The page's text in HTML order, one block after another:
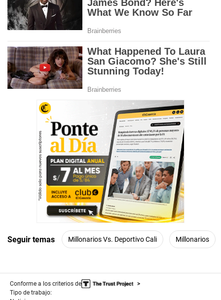
Seguir temas Millonarios Vs. Deportivo Cali Millonarios
Conforme a los criterios de
Tipo de trabajo: